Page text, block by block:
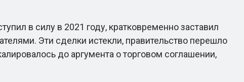
в силу в 2021 году, кратковременно заставил
Эти сделки истекли, правительство перешло
до аргумента о торговом соглашении,